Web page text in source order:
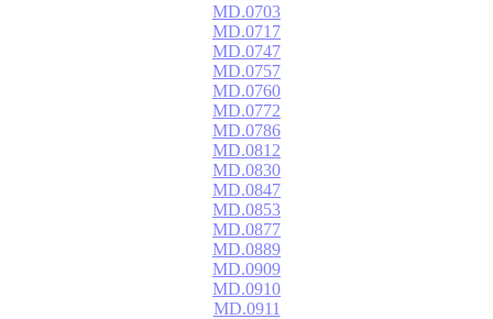
MD.0703
MD.0717
MD.0747
MD.0757
MD.0760
MD.0772
MD.0786
MD.0812
MD.0830
MD.0847
MD.0853
MD.0877
MD.0889
MD.0909
MD.0910
MD.0911